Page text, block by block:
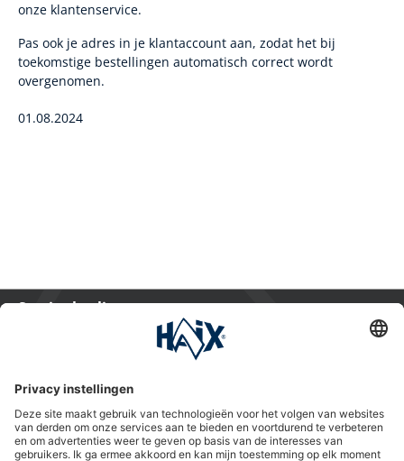
onze klantenservice.
Pas ook je adres in je klantaccount aan, zodat het bij
toekomstige bestellingen automatisch correct wordt
overgenomen.
01.08.2024
Service hotline
HAIX Group
Shop Service